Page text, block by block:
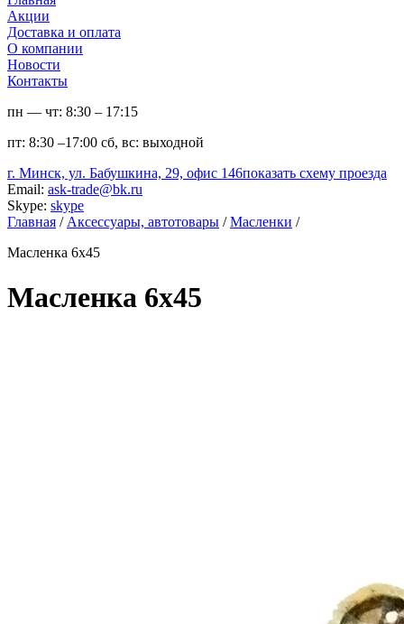
Акции
Доставка и оплата
О компании
Новости
Контакты
пн — чт: 8:30 – 17:15
пт: 8:30 –17:00 сб, вс: выходной
г. Минск, ул. Бабушкина, 29, офис 146показать схему проезда
Email: ask-trade@bk.ru
Skype: skype
Главная / Аксессуары, автотовары / Масленки /
Масленка 6х45
Масленка 6х45